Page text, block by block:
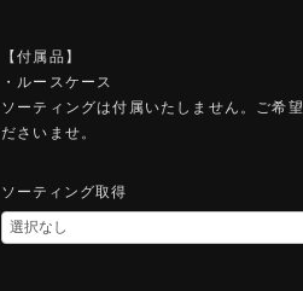
【付属品】
・ルースケース
ソーティングは付属いたしません。ご希
ださいませ。
ソーティング取得